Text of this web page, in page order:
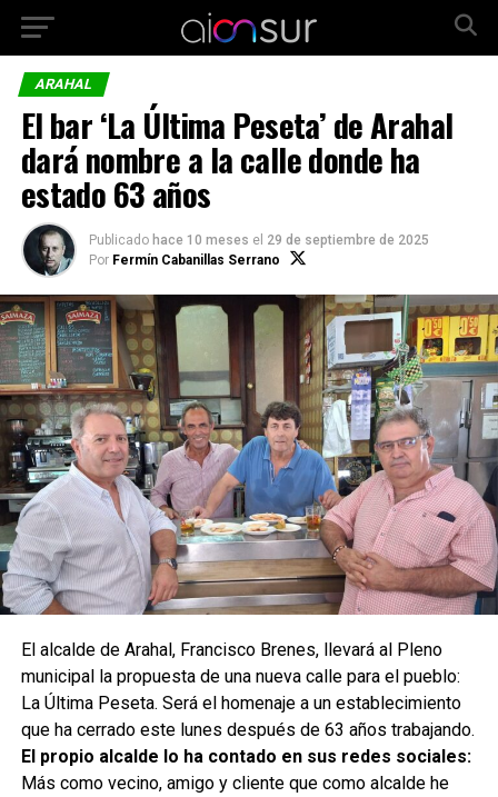
ARAHAL
El bar ‘La Última Peseta’ de Arahal
dará nombre a la calle donde ha
estado 63 años
Publicado hace 10 meses el 29 de septiembre de 2025
Por Fermín Cabanillas Serrano
El alcalde de Arahal, Francisco Brenes, llevará al Pleno
municipal la propuesta de una nueva calle para el pueblo:
La Última Peseta. Será el homenaje a un establecimiento
que ha cerrado este lunes después de 63 años trabajando.
El propio alcalde lo ha contado en sus redes sociales:
Más como vecino, amigo y cliente que como alcalde he